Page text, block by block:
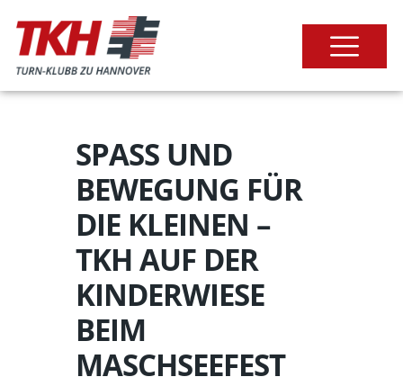
SPASS UND B
EWEGUNG FÜR D
IE KLEINEN – T
KH AUF DER K
INDERWIESE B
EIM M
ASCHSEEFEST